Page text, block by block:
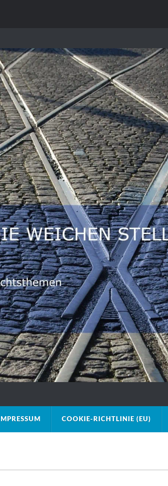
IMPRESSUM COOKIE-RICHTLINIE (EU)